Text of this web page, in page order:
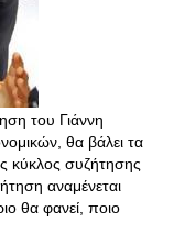
του Γιάννη
θα βάλει τα
κύκλος συζήτησης
αναμένεται
θα φανεί, ποιο